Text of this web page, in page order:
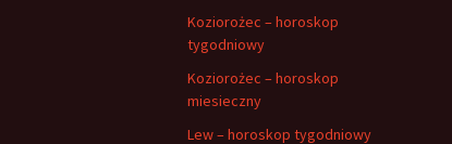
Koziorożec – horoskop
tygodniowy
Koziorożec – horoskop
miesieczny
Lew – horoskop tygodniowy